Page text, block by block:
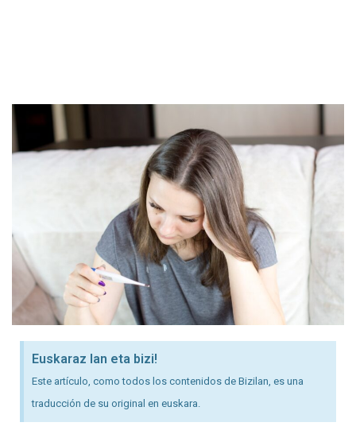
Euskaraz lan eta bizi!
Este artículo, como todos los contenidos de Bizilan, es una
traducción de su original en euskara.